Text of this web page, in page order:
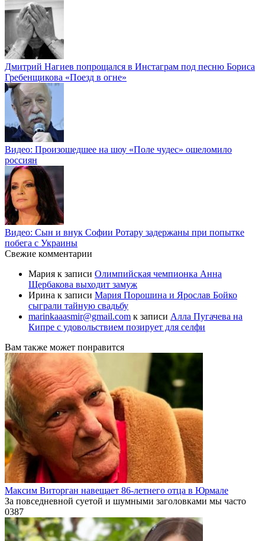
Дмитрий Нагиев попрощался в Инстаграм под песню Бориса
Гребенщикова «Поезд в огне»
Видео: Произошедшее на шоу «Поле чудес» ошеломило
россиян
Видео: Сын и внук Софии Ротару задержаны при попытке
побега с Украины
Свежие комментарии
Мария к записи Олимпийская чемпионка Анна
Щербакова выходит замуж
Ирина к записи Мария Порошина и Ярослав Бойко
сыграли тайную свадьбу
marinkaaasmir@gmail.com к записи Алла Пугачева на
Кипре с удовольствием позирует для селфи
Вам также может понравится
Максим Виторган навещает 86-летнего отца в Юрмале
За повседневной суетой и шумными заголовками мы часто
0387